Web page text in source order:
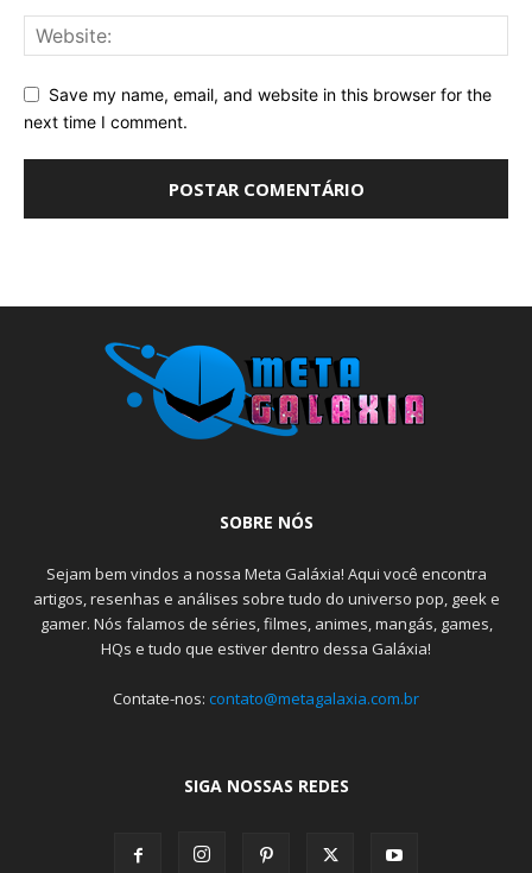
Save my name, email, and website in this browser for the
next time I comment.
SOBRE NÓS
Sejam bem vindos a nossa Meta Galáxia! Aqui você encontra
artigos, resenhas e análises sobre tudo do universo pop, geek e
gamer. Nós falamos de séries, filmes, animes, mangás, games,
HQs e tudo que estiver dentro dessa Galáxia!
Contate-nos: contato@metagalaxia.com.br
SIGA NOSSAS REDES